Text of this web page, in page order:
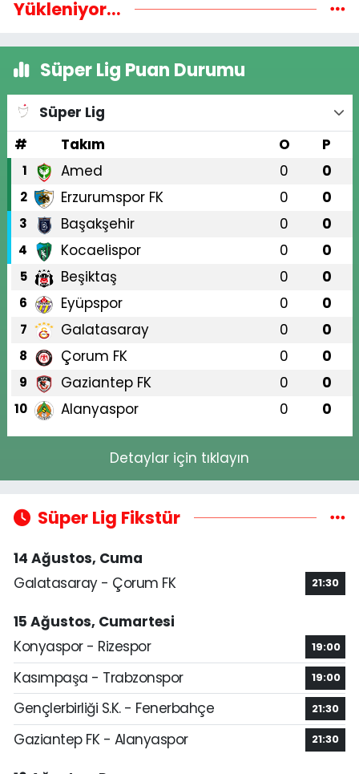
Yükleniyor...
Süper Lig Puan Durumu
Süper Lig
#
Takım O P
1 Amed 0 0
2 Erzurumspor FK 0 0
3 Başakşehir 0 0
4 Kocaelispor 0 0
5 Beşiktaş 0 0
6 Eyüpspor 0 0
7 Galatasaray 0 0
8 Çorum FK 0 0
9 Gaziantep FK 0 0
10 Alanyaspor 0 0
Detaylar için tıklayın
Süper Lig Fikstür
14 Ağustos, Cuma
Galatasaray - Çorum FK
21:30
15 Ağustos, Cumartesi
Konyaspor - Rizespor
19:00
Kasımpaşa - Trabzonspor 19:00
Gençlerbirliği S.K. - Fenerbahçe 21:30
Gaziantep FK - Alanyaspor 21:30